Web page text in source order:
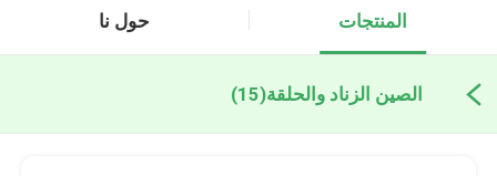
المنتجات حول نا
الصين الزناد والحلقة(15)